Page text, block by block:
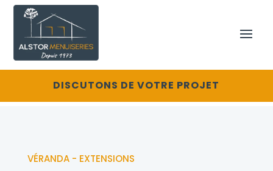
DISCUTONS DE VOTRE PROJET
VÉRANDA - EXTENSIONS